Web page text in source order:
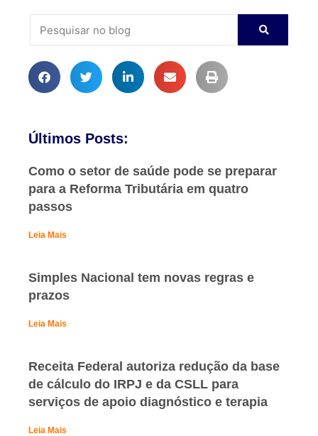
Últimos Posts:
Como o setor de saúde pode se preparar
para a Reforma Tributária em quatro
passos
Leia Mais
Simples Nacional tem novas regras e
prazos
Leia Mais
Receita Federal autoriza redução da base
de cálculo do IRPJ e da CSLL para
serviços de apoio diagnóstico e terapia
Leia Mais